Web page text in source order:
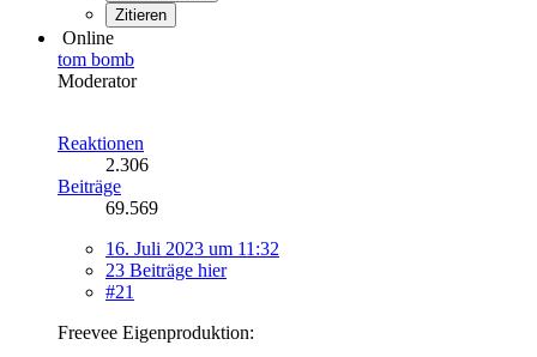
Zitieren
Online
tom bomb
Moderator
Reaktionen
2.306
Beiträge
69.569
16. Juli 2023 um 11:32
23 Beiträge hier
#21
Freevee Eigenproduktion: